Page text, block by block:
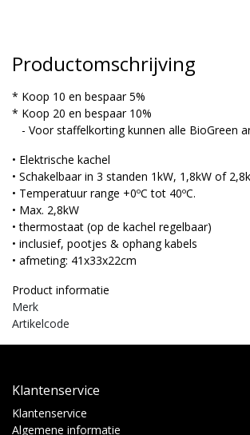
Productomschrijving
* Koop 10 en bespaar 5%
* Koop 20 en bespaar 10%
- Voor staffelkorting kunnen alle BioGreen
• Elektrische kachel
• Schakelbaar in 3 standen 1kW, 1,8kW of
• Temperatuur range +0ºC tot 40ºC.
• Max. 2,8kW
• thermostaat (op de kachel regelbaar)
• inclusief, pootjes & ophang kabels
• afmeting: 41x33x22cm
Product informatie
Merk
Artikelcode
Klantenservice
Klantenservice
Algemene informatie